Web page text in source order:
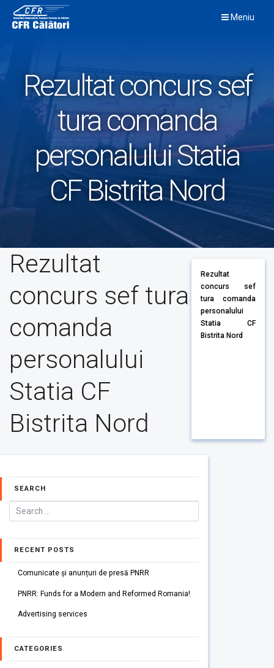
content
Meniu
Rezultat concurs sef
tura comanda
personalului Statia
CF Bistrita Nord
Rezultat
concurs sef tura
comanda
personalului
Statia CF
Bistrita Nord
Rezultat
concurs sef
tura comanda
personalului
Statia CF
Bistrita Nord
SEARCH
RECENT POSTS
Comunicate și anunțuri de presă PNRR
PNRR: Funds for a Modern and Reformed Romania!
Advertising services
CATEGORIES